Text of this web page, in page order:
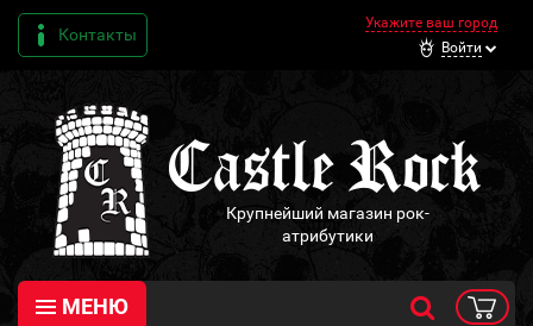
Контакты
Укажите ваш город
Войти
Крупнейший магазин рок-
атрибутики
МЕНЮ